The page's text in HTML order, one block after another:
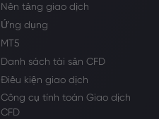
Nền tảng giao dịch
Ứng dụng
MT5
Danh sách tài sản CFD
Điều kiện giao dịch
Công cụ tính toán Giao dịch
CFD